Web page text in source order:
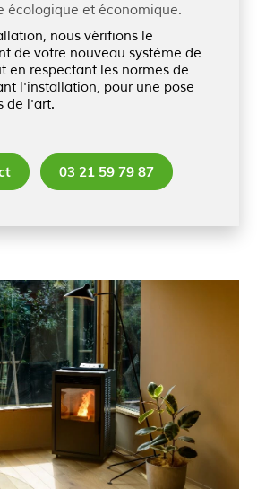
écologique et économique.
nous vérifions le
de votre nouveau système de
en respectant les normes de
l'installation, pour une pose
de l'art.
03 21 59 79 87